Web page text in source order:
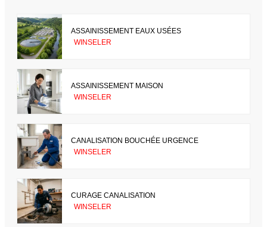
ASSAINISSEMENT EAUX USÉES
WINSELER
ASSAINISSEMENT MAISON
WINSELER
CANALISATION BOUCHÉE URGENCE
WINSELER
CURAGE CANALISATION
WINSELER